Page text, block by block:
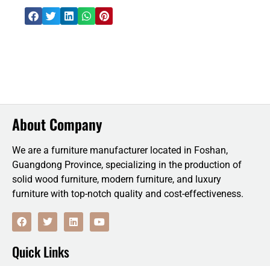
About Company
We are a furniture manufacturer located in Foshan,
Guangdong Province, specializing in the production of
solid wood furniture, modern furniture, and luxury
furniture with top-notch quality and cost-effectiveness.
F
a
c
b
T
w
i
t
t
L
i
n
Y
o
u
Quick Links